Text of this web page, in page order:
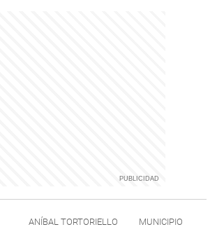
ANÍBAL TORTORIELLO MUNICIPIO